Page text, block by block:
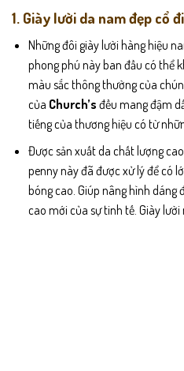
1. Giày lười da nam đẹp cổ
Những đôi giày lười hàng hiệu
phong phú này ban đầu có thể
màu sắc thông thường của
của Church’s đều mang đậm
tiếng của thương hiệu có từ
Được sản xuất da chất lượng
penny này đã được xử lý để có
bóng cao. Giúp nâng hình
cao mới của sự tinh tế. Giày